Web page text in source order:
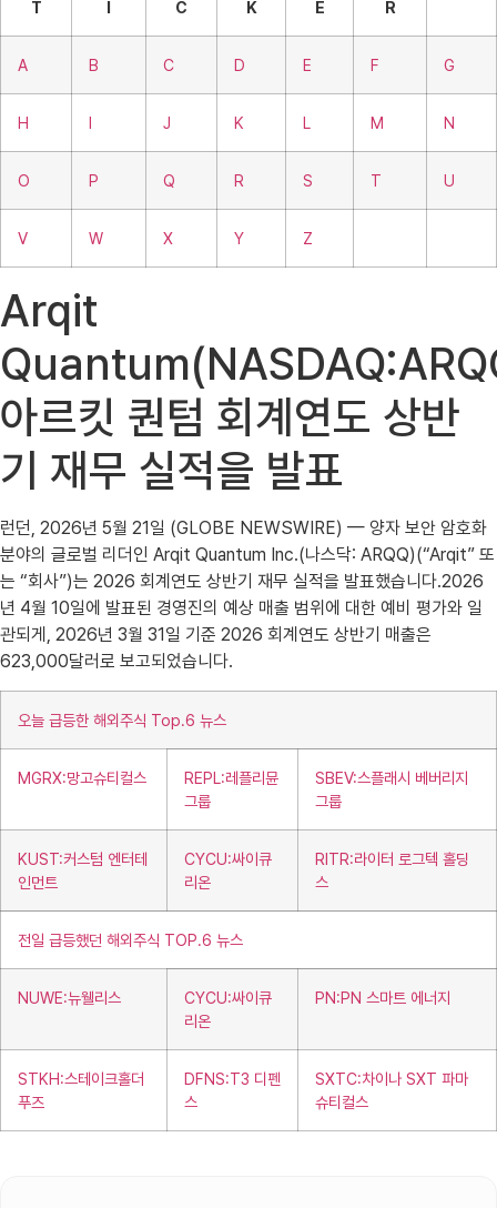
T I C K E R
A B C D E F G
H I J K L M N
O P Q R S T U
V W X Y Z
Arqit
아르킷 퀀텀 회계연도 상반
기 재무 실적을 발표
런던, 2026년 5월 21일 (GLOBE NEWSWIRE) — 양자 보안 암호화
분야의 글로벌 리더인 Arqit Quantum Inc.(나스닥: ARQQ)(“Arqit” 또
는 “회사”)는 2026 회계연도 상반기 재무 실적을 발표했습니다.2026
년 4월 10일에 발표된 경영진의 예상 매출 범위에 대한 예비 평가와 일
관되게, 2026년 3월 31일 기준 2026 회계연도 상반기 매출은
623,000달러로 보고되었습니다.
오늘 급등한 해외주식 Top.6 뉴스
MGRX:망고슈티컬스
REPL:레플리뮨
그룹
SBEV:스플래시 베버리지
그룹
KUST:커스텀 엔터테
인먼트
CYCU:싸이큐
리온
RITR:라이터 로그텍 홀딩
스
전일 급등했던 해외주식 TOP.6 뉴스
NUWE:뉴웰리스
CYCU:싸이큐
리온
PN:PN 스마트 에너지
STKH:스테이크홀더
푸즈
DFNS:T3 디펜
스
SXTC:차이나 SXT 파마
슈티컬스